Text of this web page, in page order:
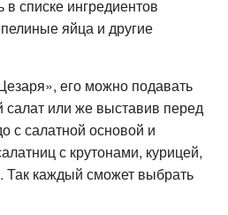
списке ингредиентов
яйца и другие
его можно подавать
салат или же выставив перед
с салатной основой и
с крутонами, курицей,
Так каждый сможет выбрать